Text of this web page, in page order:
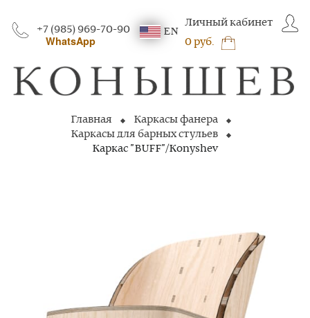
+7 (985) 969-70-90
WhatsApp
EN
Личный кабинет
0 руб.
Главная
Каркасы фанера
Каркасы для барных стульев
Каркас "BUFF"/Konyshev